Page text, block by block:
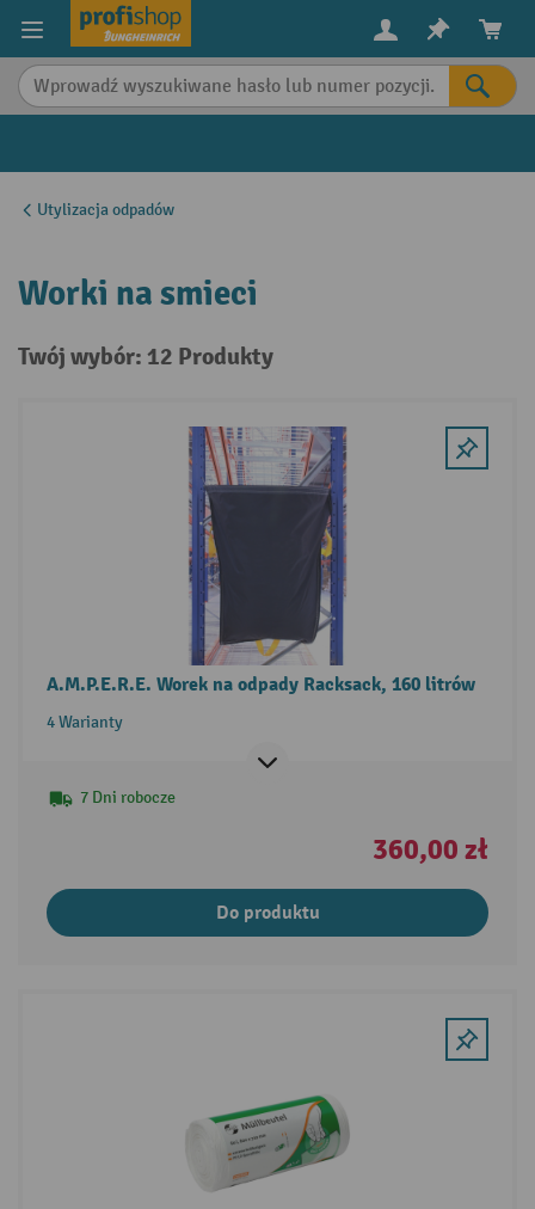
content
Utylizacja odpadów
Worki na smieci
Twój wybór: 12 Produkty
A.M.P.E.R.E. Worek na odpady Racksack, 160 litrów
4 Warianty
7 Dni robocze
360,00 zł
Do produktu